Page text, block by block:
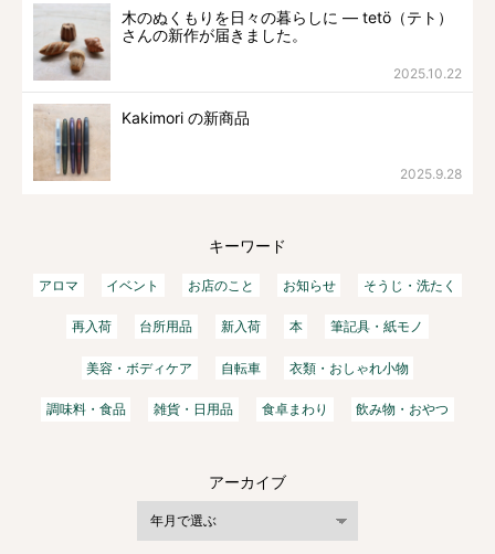
木のぬくもりを日々の暮らしに ― tetö（テト）
さんの新作が届きました。
2025.10.22
Kakimori の新商品
2025.9.28
キーワード
アロマ イベント お店のこと お知らせ そうじ・洗たく
再入荷 台所用品 新入荷 本 筆記具・紙モノ
美容・ボディケア 自転車 衣類・おしゃれ小物
調味料・食品 雑貨・日用品 食卓まわり 飲み物・おやつ
アーカイブ